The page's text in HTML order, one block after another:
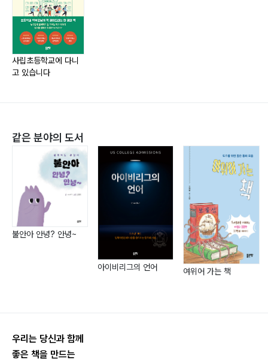
Ⅲ. 사립초등학교 입학 전엔 이렇게 준비해요045
1. 사립초등학교 선택 방법046
2. 사립초등학교 입학 절차049
3. 입학식 및 첫날 준비물051
7. 1학년 입학이 아닌 전입학(편입)은 어떨까?060
8. 스쿨버스(학교버스)를 타야 하는가?062
9. 악기 수업 선택은?064
10. 입학금과 추가금? 067
11. 사립초등학교 특별전형070
Ⅳ. 사립초등학교 교육과정073
사립초등학교에 다니
고 있습니다
같은 분야의 도서
불안아 안녕? 안녕~
아이비리그의 언어 여위어 가는 책
우리는 당신과 함께
좋은 책을 만드는